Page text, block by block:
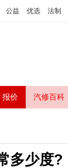
公益 优选 法制
报价 汽修百科
多少度?